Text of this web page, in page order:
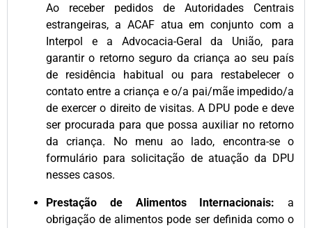
Ao receber pedidos de Autoridades Centrais
estrangeiras, a ACAF atua em conjunto com a
Interpol e a Advocacia-Geral da União, para
garantir o retorno seguro da criança ao seu país
de residência habitual ou para restabelecer o
contato entre a criança e o/a pai/mãe impedido/a
de exercer o direito de visitas. A DPU pode e deve
ser procurada para que possa auxiliar no retorno
da criança. No menu ao lado, encontra-se o
formulário para solicitação de atuação da DPU
nesses casos.
Prestação de Alimentos Internacionais: a
obrigação de alimentos pode ser definida como o